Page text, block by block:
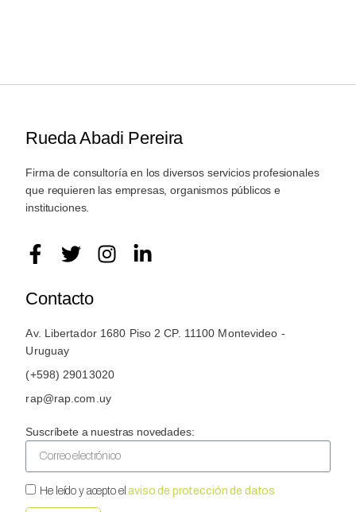
Rueda Abadi Pereira
Firma de consultoría en los diversos servicios profesionales
que requieren las empresas, organismos públicos e
instituciones.
Contacto
Av. Libertador 1680 Piso 2 CP. 11100 Montevideo -
Uruguay
(+598) 29013020
rap@rap.com.uy
Suscríbete a nuestras novedades:
He leído y acepto elaviso de protección de datos